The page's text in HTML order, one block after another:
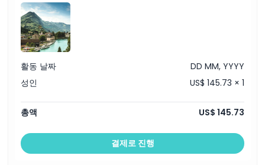
활동 날짜
DD MM, YYYY
성인
US$ 145.73 × 1
총액 US$ 145.73
결제로 진행